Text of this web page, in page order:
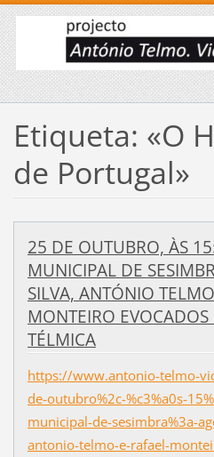
Etiqueta: «O
de Portugal»
25 DE OUTUBRO, ÀS
MUNICIPAL DE
SILVA, ANTÓNIO
MONTEIRO EVOCADOS
TÉLMICA
https://www.antonio-telmo-
de-outubro%2c-%c3%a0s-
municipal-de-sesimbra%3a-
antonio-telmo-e-rafael-